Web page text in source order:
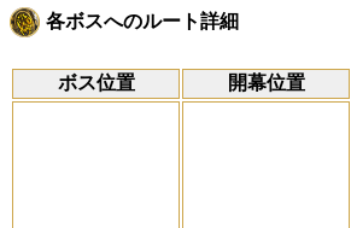
各ボスへのルート詳細
ボス位置 開幕位置